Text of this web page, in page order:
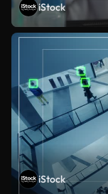
iStock
iStock